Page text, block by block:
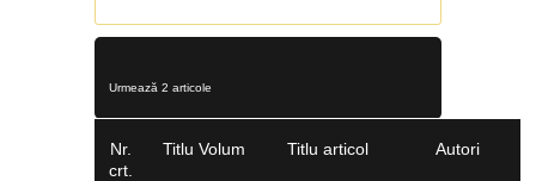
Urmează 2 articole
Nr.
crt.
Titlu Volum Titlu articol Autori